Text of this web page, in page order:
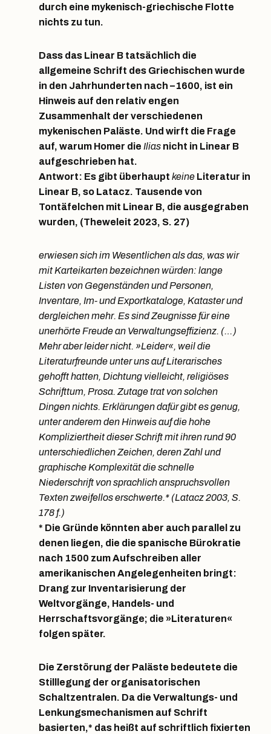
durch eine mykenisch-griechische Flotte
nichts zu tun.
Dass das Linear B tatsächlich die
allgemeine Schrift des Griechischen wurde
in den Jahrhunderten nach –1600, ist ein
Hinweis auf den relativ engen
Zusammenhalt der verschiedenen
mykenischen Paläste. Und wirft die Frage
auf, warum Homer die Iliasnicht in Linear B
aufgeschrieben hat.
Antwort: Es gibt überhaupt keineLiteratur in
Linear B, so Latacz. Tausende von
Tontäfelchen mit Linear B, die ausgegraben
wurden, (Theweleit 2023, S. 27)
erwiesen sich im Wesentlichen als das, was wir
mit Karteikarten bezeichnen würden: lange
Listen von Gegenständen und Personen,
Inventare, Im- und Exportkataloge, Kataster und
dergleichen mehr. Es sind Zeugnisse für eine
unerhörte Freude an Verwaltungseffizienz. (…)
Mehr aber leider nicht. »Leider«, weil die
Literaturfreunde unter uns auf Literarisches
gehofft hatten, Dichtung vielleicht, religiöses
Schrifttum, Prosa. Zutage trat von solchen
Dingen nichts. Erklärungen dafür gibt es genug,
unter anderem den Hinweis auf die hohe
Kompliziertheit dieser Schrift mit ihren rund 90
unterschiedlichen Zeichen, deren Zahl und
graphische Komplexität die schnelle
Niederschrift von sprachlich anspruchsvollen
Texten zweifellos erschwerte.* (Latacz 2003, S.
178 f.)
* Die Gründe könnten aber auch parallel zu
denen liegen, die die spanische Bürokratie
nach 1500 zum Aufschreiben aller
amerikanischen Angelegenheiten bringt:
Drang zur Inventarisierung der
Weltvorgänge, Handels- und
Herrschaftsvorgänge; die »Literaturen«
folgen später.
Die Zerstörung der Paläste bedeutete die
Stilllegung der organisatorischen
Schaltzentralen. Da die Verwaltungs- und
Lenkungsmechanismen auf Schrift
basierten,* das heißt auf schriftlich fixierten